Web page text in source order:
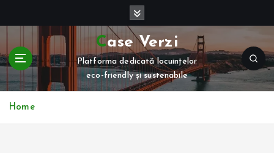
t
c
Case Verzi
Platforma dedicată locuințelor
eco-friendly și sustenabile
Home